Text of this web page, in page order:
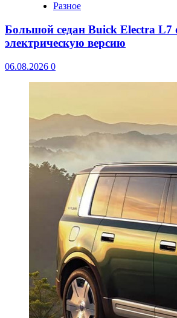
Разное
Большой седан Buick Electra L7
электрическую версию
06.08.2026 0